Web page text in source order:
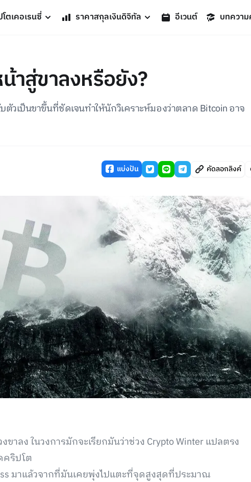
ตเคอเรนซี่ ราคาสกุลเงินดิจิทัล อีเวนต์ บทควา
าสู่ขาลงหรือยัง?
วเป็นขาขึ้นที่ชัดเจนทำให้นักวิเคราะห์มองว่าตลาด Bitcoin อาจ
แบ่งปัน คัดลอกลิงค์
าลง ในวงการมักจะเรียกมันว่าช่วง Crypto Winter แปลตรง
คริปโต
มาแล้วจากที่มันเคยพุ่งไปแตะที่จุดสูงสุดที่ประมาณ